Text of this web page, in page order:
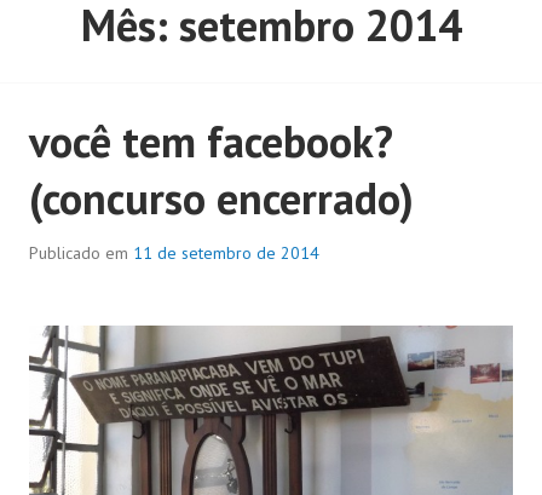
Mês: setembro 2014
você tem facebook?
(concurso encerrado)
Publicado em 11 de setembro de 2014